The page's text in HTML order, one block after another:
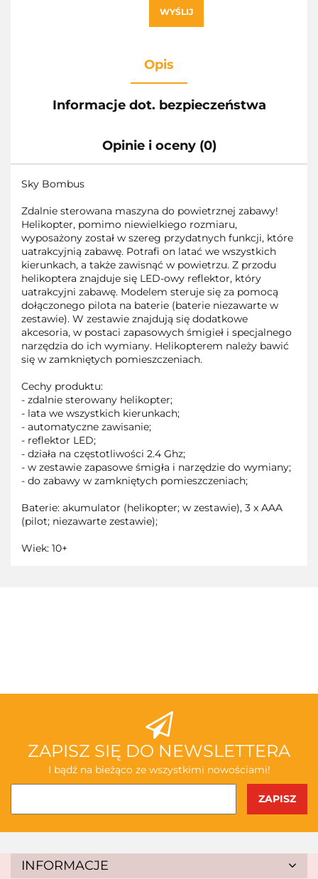
WYŚLIJ
Opis
Informacje dot. bezpieczeństwa
Opinie i oceny (0)
Sky Bombus
Zdalnie sterowana maszyna do powietrznej zabawy!
Helikopter, pomimo niewielkiego rozmiaru,
wyposażony został w szereg przydatnych funkcji, które
uatrakcyjnią zabawę. Potrafi on latać we wszystkich
kierunkach, a także zawisnąć w powietrzu. Z przodu
helikoptera znajduje się LED-owy reflektor, który
uatrakcyjni zabawę. Modelem steruje się za pomocą
dołączonego pilota na baterie (baterie niezawarte w
zestawie). W zestawie znajdują się dodatkowe
akcesoria, w postaci zapasowych śmigieł i specjalnego
narzędzia do ich wymiany. Helikopterem należy bawić
się w zamkniętych pomieszczeniach.
Cechy produktu:
- zdalnie sterowany helikopter;
- lata we wszystkich kierunkach;
- automatyczne zawisanie;
- reflektor LED;
- działa na częstotliwości 2.4 Ghz;
- w zestawie zapasowe śmigła i narzędzie do wymiany;
- do zabawy w zamkniętych pomieszczeniach;
Baterie: akumulator (helikopter; w zestawie), 3 x AAA
(pilot; niezawarte zestawie);
Wiek: 10+
ABAKUS
AKSJOMAT
ZAPISZ SIĘ DO NEWSLETTERA
I bądź na bieżąco ze wszystkimi nowościami!
INFORMACJE